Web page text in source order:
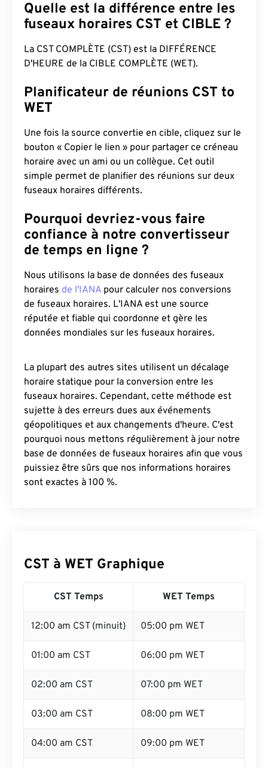
Quelle est la différence entre les
fuseaux horaires CST et CIBLE ?
La CST COMPLÈTE (CST) est la DIFFÉRENCE
D'HEURE de la CIBLE COMPLÈTE (WET).
Planificateur de réunions CST to
WET
Une fois la source convertie en cible, cliquez sur le
bouton « Copier le lien » pour partager ce créneau
horaire avec un ami ou un collègue. Cet outil
simple permet de planifier des réunions sur deux
fuseaux horaires différents.
Pourquoi devriez-vous faire
confiance à notre convertisseur
de temps en ligne ?
Nous utilisons la base de données des fuseaux
horaires de l'IANA pour calculer nos conversions
de fuseaux horaires. L'IANA est une source
réputée et fiable qui coordonne et gère les
données mondiales sur les fuseaux horaires.
La plupart des autres sites utilisent un décalage
horaire statique pour la conversion entre les
fuseaux horaires. Cependant, cette méthode est
sujette à des erreurs dues aux événements
géopolitiques et aux changements d'heure. C'est
pourquoi nous mettons régulièrement à jour notre
base de données de fuseaux horaires afin que vous
puissiez être sûrs que nos informations horaires
sont exactes à 100 %.
CST à WET Graphique
CST Temps WET Temps
12:00 am CST (minuit) 05:00 pm WET
01:00 am CST 06:00 pm WET
02:00 am CST 07:00 pm WET
03:00 am CST 08:00 pm WET
04:00 am CST 09:00 pm WET